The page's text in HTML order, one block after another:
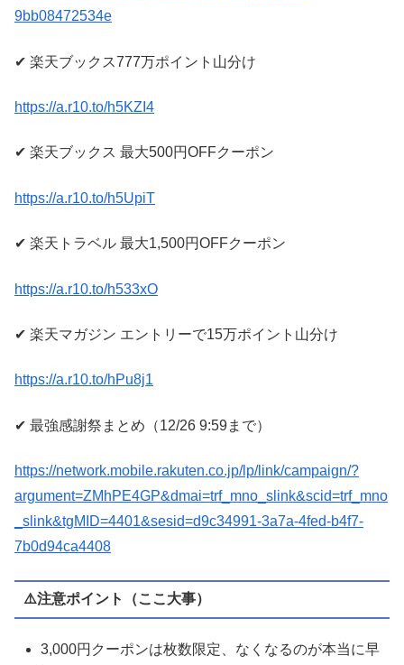
9bb08472534e
✔︎ 楽天ブックス777万ポイント山分け
https://a.r10.to/h5KZI4
✔︎ 楽天ブックス 最大500円OFFクーポン
https://a.r10.to/h5UpiT
✔︎ 楽天トラベル 最大1,500円OFFクーポン
https://a.r10.to/h533xO
✔︎ 楽天マガジン エントリーで15万ポイント山分け
https://a.r10.to/hPu8j1
✔︎ 最強感謝祭まとめ（12/26 9:59まで）
https://network.mobile.rakuten.co.jp/lp/link/campaign/?
argument=ZMhPE4GP&dmai=trf_mno_slink&scid=trf_mno
_slink&tgMID=4401&sesid=d9c34991-3a7a-4fed-b4f7-
7b0d94ca4408
⚠️注意ポイント（ここ大事）
3,000円クーポンは枚数限定、なくなるのが本当に早